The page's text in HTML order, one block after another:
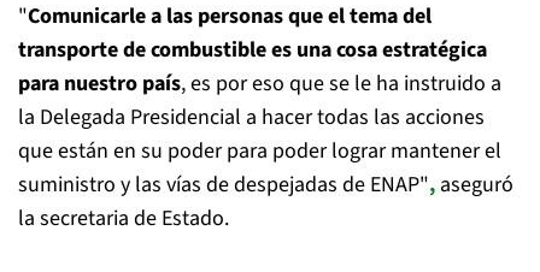
"Comunicarle a las personas que el tema del
transporte de combustible es una cosa estratégica
para nuestro país, es por eso que se le ha instruido a
la Delegada Presidencial a hacer todas las acciones
que están en su poder para poder lograr mantener el
suministro y las vías de despejadas de ENAP", aseguró
la secretaria de Estado.